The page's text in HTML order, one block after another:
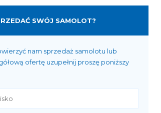
SWÓJ SAMOLOT?
nam sprzedaż samolotu lub
ofertę uzupełnij proszę poniższy